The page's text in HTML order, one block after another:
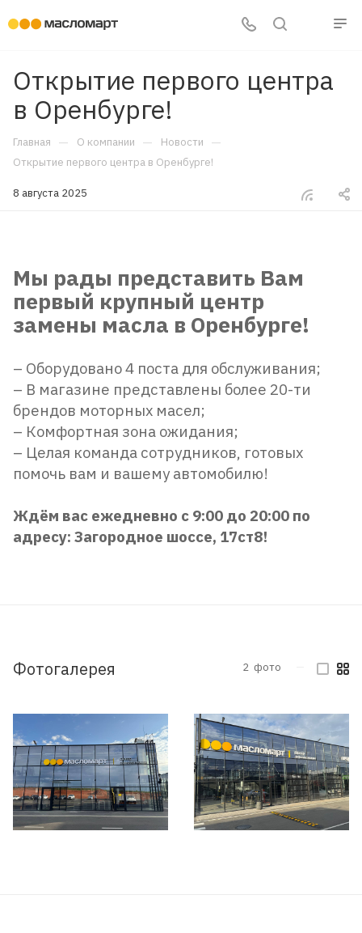
Открытие первого центра
в Оренбурге!
Главная — О компании — Новости —
Открытие первого центра в Оренбурге!
8 августа 2025
Мы рады представить Вам
первый крупный центр
замены масла в Оренбурге!
– Оборудовано 4 поста для обслуживания;
– В магазине представлены более 20-ти
брендов моторных масел;
– Комфортная зона ожидания;
– Целая команда сотрудников, готовых
помочь вам и вашему автомобилю!
Ждём вас ежедневно с 9:00 до 20:00 по
адресу: Загородное шоссе, 17ст8!
Фотогалерея 2 фото